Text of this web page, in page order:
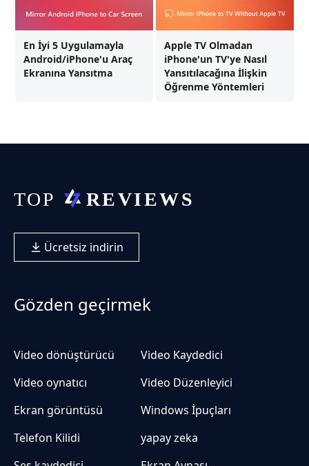
En İyi 5 Uygulamayla
Android/iPhone'u Araç
Ekranına Yansıtma
Apple TV Olmadan
iPhone'un TV'ye Nasıl
Yansıtılacağına İlişkin
Öğrenme Yöntemleri
Ücretsiz indirin
Gözden geçirmek
Video dönüştürücü
Video Kaydedici
Video oynatıcı
Video Düzenleyici
Ekran görüntüsü
Windows İpuçları
Telefon Kilidi
yapay zeka